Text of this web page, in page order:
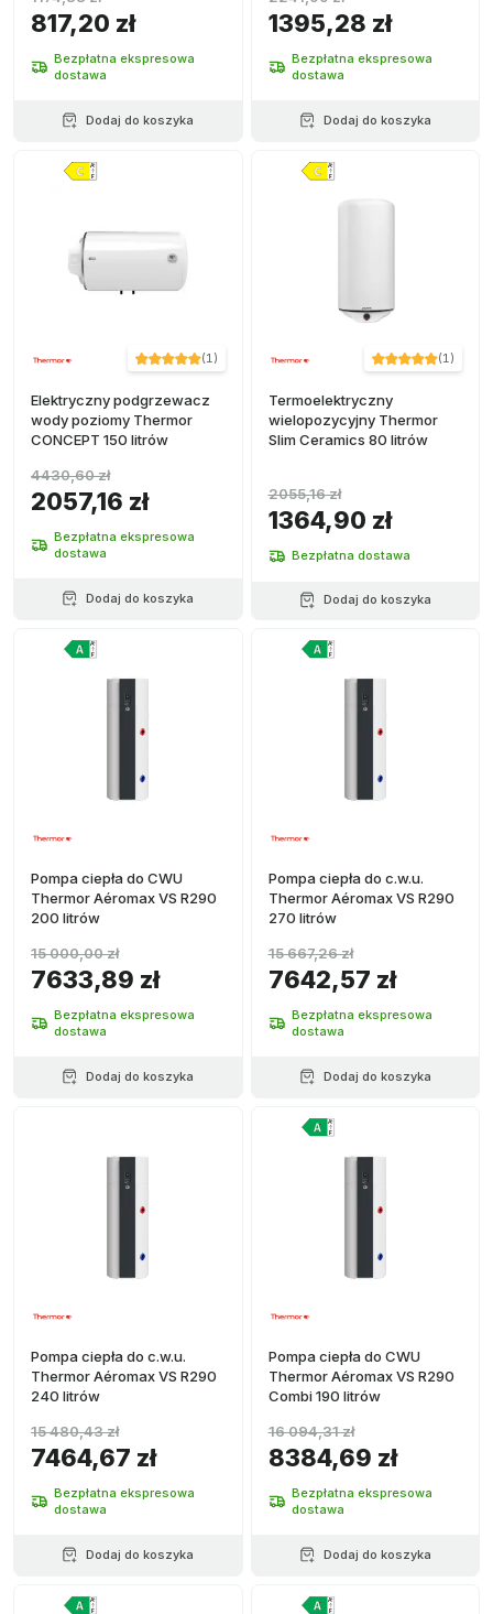
817,20 zł
Bezpłatna ekspresowa
dostawa
Dodaj do koszyka
1395,28 zł
Bezpłatna ekspresowa
dostawa
Dodaj do koszyka
(1)
Elektryczny podgrzewacz
wody poziomy Thermor
CONCEPT 150 litrów
2057,16 zł
4430,60 zł
Bezpłatna ekspresowa
dostawa
Dodaj do koszyka
(1)
Termoelektryczny
wielopozycyjny Thermor
Slim Ceramics 80 litrów
1364,90 zł
2055,16 zł
Bezpłatna dostawa
Dodaj do koszyka
Pompa ciepła do CWU
Thermor Aéromax VS R290
200 litrów
7633,89 zł
15 000,00 zł
Bezpłatna ekspresowa
dostawa
Dodaj do koszyka
Pompa ciepła do c.w.u.
Thermor Aéromax VS R290
270 litrów
7642,57 zł
15 667,26 zł
Bezpłatna ekspresowa
dostawa
Dodaj do koszyka
Pompa ciepła do c.w.u.
Thermor Aéromax VS R290
240 litrów
7464,67 zł
15 480,43 zł
Bezpłatna ekspresowa
dostawa
Dodaj do koszyka
Pompa ciepła do CWU
Thermor Aéromax VS R290
Combi 190 litrów
8384,69 zł
16 094,31 zł
Bezpłatna ekspresowa
dostawa
Dodaj do koszyka